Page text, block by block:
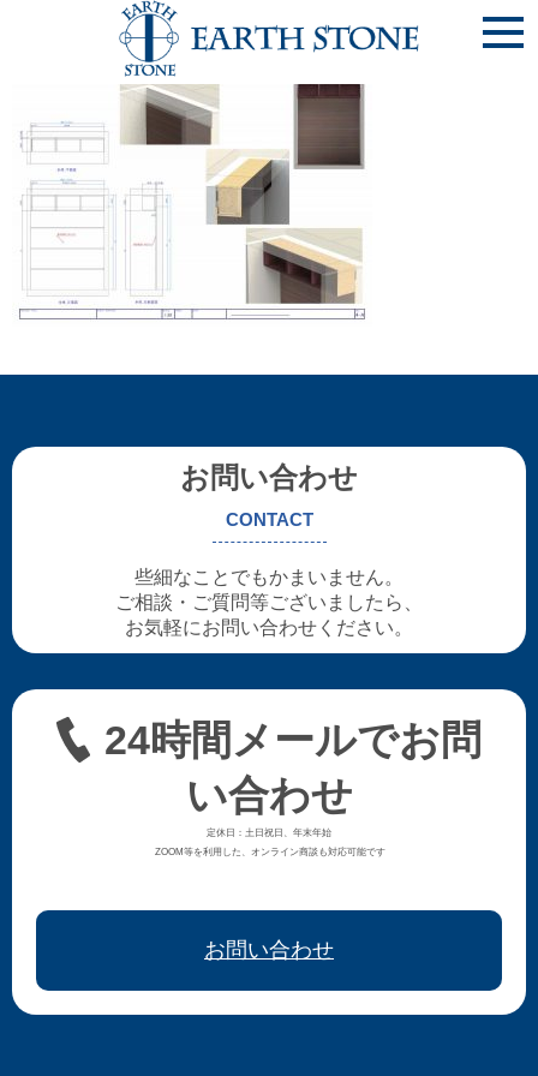
《神戸市東灘区 N様邸》[4]洋室(1)_ｼｽﾃﾑ収納上部棚_ページ
お問い合わせ
CONTACT
些細なことでもかまいません。
ご相談・ご質問等ございましたら、
お気軽にお問い合わせください。
24時間メールでお問
い合わせ
定休日：土日祝日、年末年始
ZOOM等を利用した、オンライン商談も対応可能です
お問い合わせ